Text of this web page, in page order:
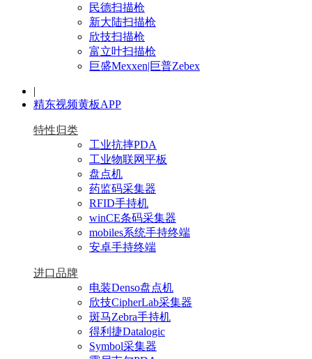
民德扫描枪
新大陆扫描枪
欣技扫描枪
富立叶扫描枪
巨盛Mexxen|巨普Zebex
|
精东视频黄板APP
特性归类
工业抗摔PDA
工业物联网平板
盘点机
药监码采集器
RFID手持机
winCE条码采集器
mobiles系统手持终端
安卓手持终端
进口品牌
电装Denso盘点机
欣技CipherLab采集器
斑马Zebra手持机
得利捷Datalogic
Symbol采集器